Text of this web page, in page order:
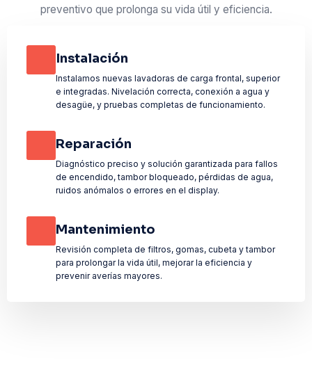
preventivo que prolonga su vida útil y eficiencia.
Instalación
Instalamos nuevas lavadoras de carga frontal, superior
e integradas. Nivelación correcta, conexión a agua y
desagüe, y pruebas completas de funcionamiento.
Reparación
Diagnóstico preciso y solución garantizada para fallos
de encendido, tambor bloqueado, pérdidas de agua,
ruidos anómalos o errores en el display.
Mantenimiento
Revisión completa de filtros, gomas, cubeta y tambor
para prolongar la vida útil, mejorar la eficiencia y
prevenir averías mayores.